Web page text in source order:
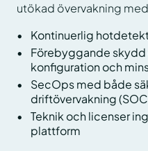
utökad övervakning
Kontinuerlig
Förebyggande
konfiguration och
SecOps med både
driftövervakning
Teknik och licenser
plattform